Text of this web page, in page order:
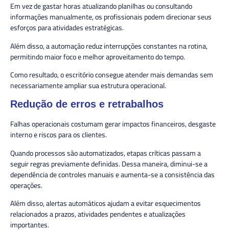
Em vez de gastar horas atualizando planilhas ou consultando
informações manualmente, os profissionais podem direcionar seus
esforços para atividades estratégicas.
Além disso, a automação reduz interrupções constantes na rotina,
permitindo maior foco e melhor aproveitamento do tempo.
Como resultado, o escritório consegue atender mais demandas sem
necessariamente ampliar sua estrutura operacional.
Redução de erros e retrabalhos
Falhas operacionais costumam gerar impactos financeiros, desgaste
interno e riscos para os clientes.
Quando processos são automatizados, etapas críticas passam a
seguir regras previamente definidas. Dessa maneira, diminui-se a
dependência de controles manuais e aumenta-se a consistência das
operações.
Além disso, alertas automáticos ajudam a evitar esquecimentos
relacionados a prazos, atividades pendentes e atualizações
importantes.